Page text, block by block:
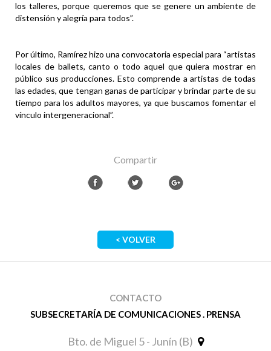
los talleres, porque queremos que se genere un ambiente de
distensión y alegría para todos”.
Por último, Ramírez hizo una convocatoria especial para “artistas
locales de ballets, canto o todo aquel que quiera mostrar en
público sus producciones. Esto comprende a artistas de todas
las edades, que tengan ganas de participar y brindar parte de su
tiempo para los adultos mayores, ya que buscamos fomentar el
vínculo intergeneracional”.
Compartir
< VOLVER
CONTACTO
SUBSECRETARÍA DE COMUNICACIONES . PRENSA
Bto. de Miguel 5 - Junín (B)